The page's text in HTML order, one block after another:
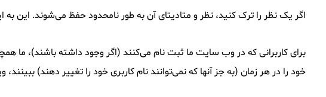
اگر یک نظر را ترک کنید، نظر و متادیتای آن به طور نامحدود حفظ می‌شوند. این
برای کاربرانی که در وب سایت ما ثبت نام می‌کنند (اگر وجود داشته باشند)، ما
خود را در هر زمان (به جز آنها که نمی‌توانند نام کاربری خود را تغییر دهند)